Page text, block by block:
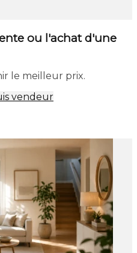
ou l'achat d'une
le meilleur prix.
vendeur